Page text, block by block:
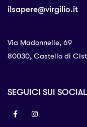
ilsapere@virgilio.it
Via Madonnelle, 69
80030, Castello di
SEGUICI SUI SOCIAL